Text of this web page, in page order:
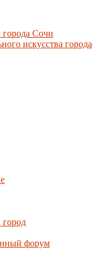
Сочи
искусства города
форум